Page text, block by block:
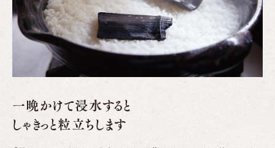
一晩かけて浸水すると
しゃきっと粒立ちします